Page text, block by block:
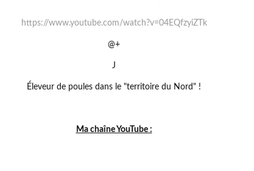
https://www.youtube.com/watch?v=04EQfzyiZTk
@+
J
Éleveur de poules dans le "territoire du Nord" !
Ma chaîne YouTube :